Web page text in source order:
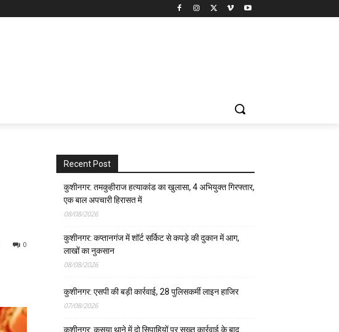
0
Recent Post
कुशीनगर: तमकुहीराज हत्याकांड का खुलासा, 4 अभियुक्त गिरफ्तार,
एक बाल अपचारी हिरासत में
08/08/2026
कुशीनगर: कप्तानगंज में शॉर्ट सर्किट से कपड़े की दुकान में आग,
लाखों का नुकसान
08/08/2026
कुशीनगर: एसपी की बड़ी कार्रवाई, 28 पुलिसकर्मी लाइन हाजिर
07/08/2026
कुशीनगर: कसया थाने में दो सिपाहियों पर सख्त कार्रवाई के बाद